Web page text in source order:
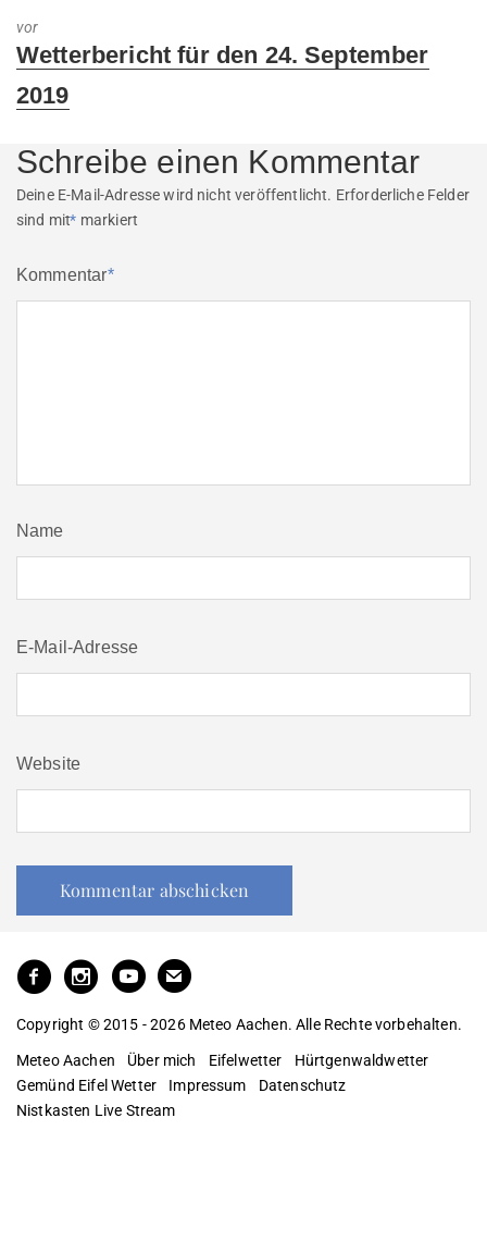
vor
Next
Wetterbericht für den 24. September
2019
Schreibe einen Kommentar
Deine E-Mail-Adresse wird nicht veröffentlicht. Erforderliche Felder
sind mit* markiert
Kommentar*
Name
E-Mail-Adresse
Website
Copyright © 2015 - 2026 Meteo Aachen. Alle Rechte vorbehalten.
Meteo Aachen Über mich Eifelwetter
Hürtgenwaldwetter
Gemünd Eifel Wetter
Impressum
Datenschutz
Nistkasten Live Stream